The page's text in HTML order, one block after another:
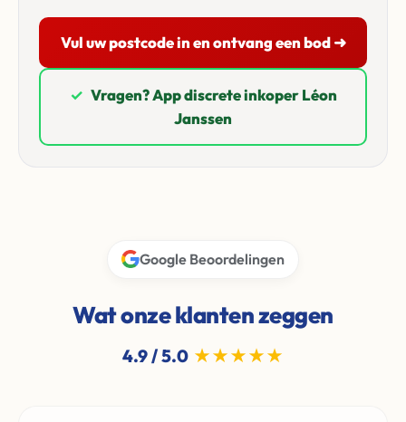
Vul uw postcode in en ontvang een bod ➜
✓ Vragen? App discrete inkoper Léon
Janssen
Google Beoordelingen
Wat onze klanten zeggen
4.9 / 5.0 ★★★★★